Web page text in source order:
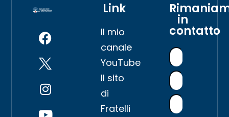
Link
Il mio
canale
YouTube
Il sito
di
Fratelli
in
contatto